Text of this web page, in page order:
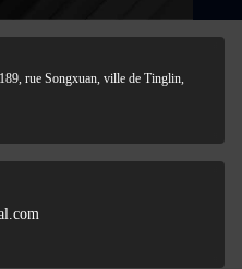
rue Songxuan, ville de Tinglin,